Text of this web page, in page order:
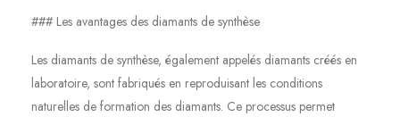
### Les avantages des diamants de synthèse
Les diamants de synthèse, également appelés diamants créés en
laboratoire, sont fabriqués en reproduisant les conditions
naturelles de formation des diamants. Ce processus permet